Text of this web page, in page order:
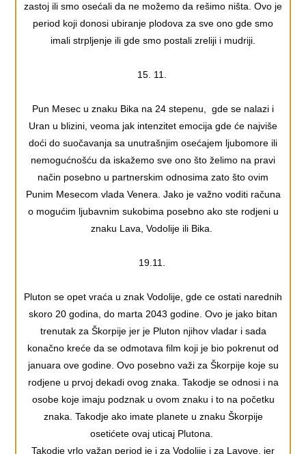
zastoj ili smo osećali da ne možemo da rešimo ništa. Ovo je
period koji donosi ubiranje plodova za sve ono gde smo
imali strpljenje ili gde smo postali zreliji i mudriji.
15. 11.
Pun Mesec u znaku Bika na 24 stepenu, gde se nalazi i
Uran u blizini, veoma jak intenzitet emocija gde će najviše
doći do suočavanja sa unutrašnjim osećajem ljubomore ili
nemogućnošću da iskažemo sve ono što želimo na pravi
način posebno u partnerskim odnosima zato što ovim
Punim Mesecom vlada Venera. Jako je važno voditi računa
o mogućim ljubavnim sukobima posebno ako ste rodjeni u
znaku Lava, Vodolije ili Bika.
19.11.
Pluton se opet vraća u znak Vodolije, gde ce ostati narednih
skoro 20 godina, do marta 2043 godine. Ovo je jako bitan
trenutak za Škorpije jer je Pluton njihov vladar i sada
konačno kreće da se odmotava film koji je bio pokrenut od
januara ove godine. Ovo posebno važi za Škorpije koje su
rodjene u prvoj dekadi ovog znaka. Takodje se odnosi i na
osobe koje imaju podznak u ovom znaku i to na početku
znaka. Takodje ako imate planete u znaku Škorpije
osetićete ovaj uticaj Plutona.
Takodje vrlo važan period je i za Vodolije i za Lavove, jer